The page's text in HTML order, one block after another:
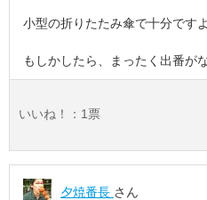
小型の折りたたみ傘で十分ですよ
もしかしたら、まったく出番が
いいね！： 1 票
夕焼番長 さん